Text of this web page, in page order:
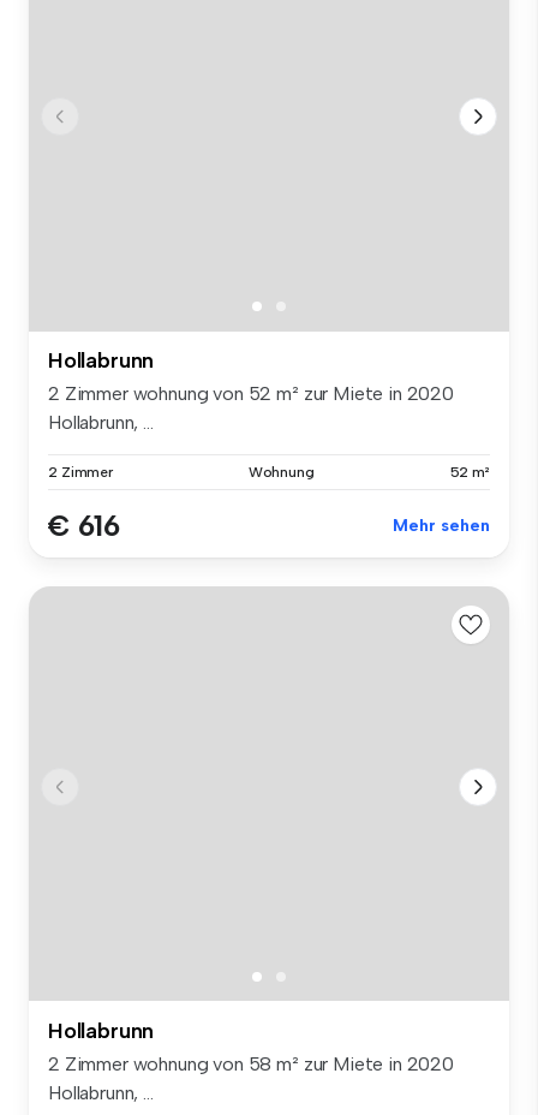
Hollabrunn
2 Zimmer wohnung von 52 m² zur Miete in 2020
Hollabrunn, ...
2 Zimmer Wohnung 52 m²
€ 616 Mehr sehen
Hollabrunn
2 Zimmer wohnung von 58 m² zur Miete in 2020
Hollabrunn, ...